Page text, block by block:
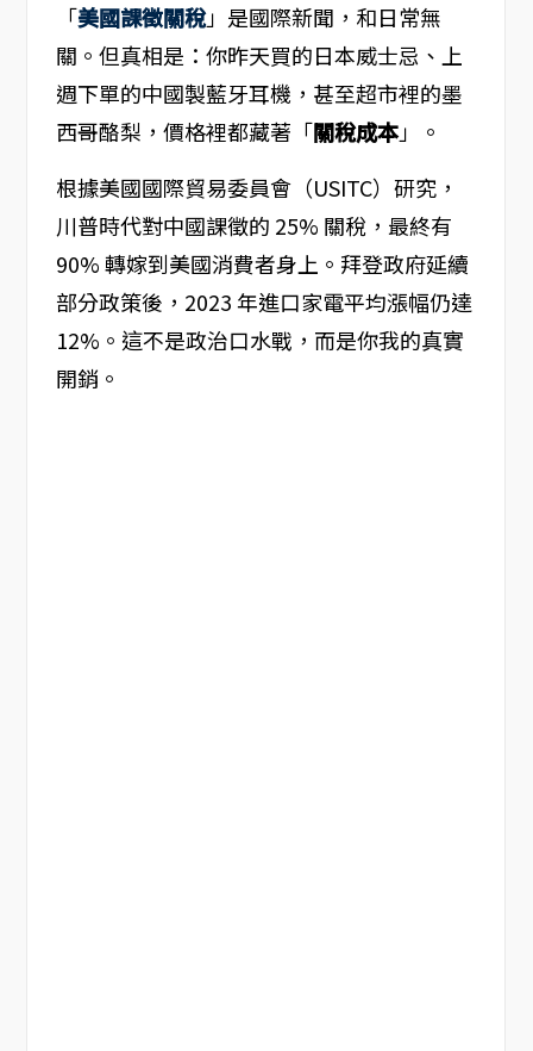
「美國課徵關稅」是國際新聞，和日常無
關。但真相是：你昨天買的日本威士忌、上
週下單的中國製藍牙耳機，甚至超市裡的墨
西哥酪梨，價格裡都藏著「關稅成本」。
根據美國國際貿易委員會（USITC）研究，
川普時代對中國課徵的 25% 關稅，最終有
90% 轉嫁到美國消費者身上。拜登政府延續
部分政策後，2023 年進口家電平均漲幅仍達
12%。這不是政治口水戰，而是你我的真實
開銷。